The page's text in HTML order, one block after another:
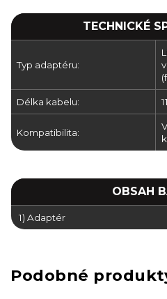
TECHNICKÉ
Typ adaptéru:
Délka kabelu:
Kompatibilita:
OBSAH
1) Adaptér